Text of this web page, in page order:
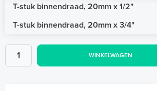
T-stuk binnendraad, 20mm x 1/2"
T-stuk binnendraad, 20mm x 3/4"
WINKELWAGEN